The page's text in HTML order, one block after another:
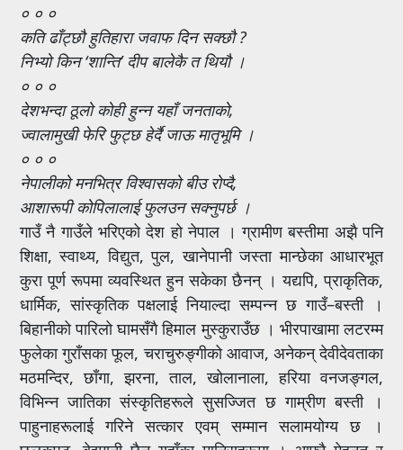
० ० ०
कति ढाँट्छौ हुतिहारा जवाफ दिन सक्छौ ?
निभ्यो किन ‘शान्ति’ दीप बालेकै त थियौ ।
० ० ०
देशभन्दा ठूलो कोही हुन्न यहाँ जनताको,
ज्वालामुखी फेरि फुट्छ हेर्दै जाऊ मातृभूमि ।
० ० ०
नेपालीको मनभित्र विश्वासको बीउ रोप्दै,
आशारूपी कोपिलालाई फुलउन सक्नुपर्छ ।
गाउँ नै गाउँले भरिएको देश हो नेपाल । ग्रामीण बस्तीमा अझै पनि
शिक्षा, स्वाथ्य, विद्युत, पुल, खानेपानी जस्ता मान्छेका आधारभूत
कुरा पूर्ण रूपमा व्यवस्थित हुन सकेका छैनन् । यद्यपि, प्राकृतिक,
धार्मिक, सांस्कृतिक पक्षलाई नियाल्दा सम्पन्न छ गाउँ–बस्ती ।
बिहानीको पारिलो घामसँगै हिमाल मुस्कुराउँछ । भीरपाखामा लटरम्म
फुलेका गुराँसका फूल, चराचुरुङ्गीको आवाज, अनेकन् देवीदेवताका
मठमन्दिर, छाँगा, झरना, ताल, खोलानाला, हरिया वनजङ्गल,
विभिन्न जातिका संस्कृतिहरूले सुसज्जित छ गाम्रीण बस्ती ।
पाहुनाहरूलाई गरिने सत्कार एवम् सम्मान सलामयोग्य छ ।